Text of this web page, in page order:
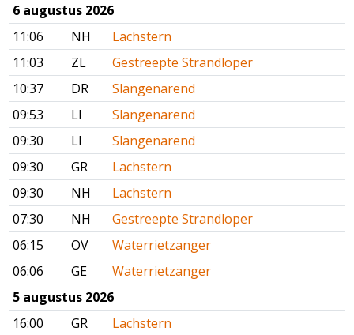
6 augustus 2026
11:06
NH
Lachstern
11:03
ZL
Gestreepte Strandloper
10:37
DR
Slangenarend
09:53
LI
Slangenarend
09:30
LI
Slangenarend
09:30
GR
Lachstern
09:30
NH
Lachstern
07:30
NH
Gestreepte Strandloper
06:15
OV
Waterrietzanger
06:06
GE
Waterrietzanger
5 augustus 2026
16:00
GR
Lachstern